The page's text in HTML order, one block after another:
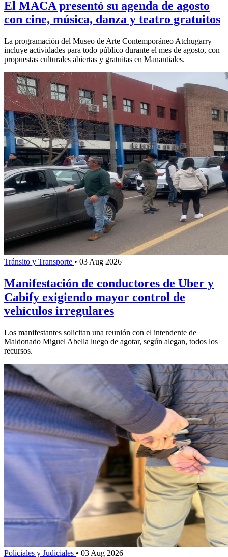
El MACA presentó su agenda de agosto
con cine, música, danza y teatro gratuitos
La programación del Museo de Arte Contemporáneo Atchugarry
incluye actividades para todo público durante el mes de agosto, con
propuestas culturales abiertas y gratuitas en Manantiales.
Tránsito y Transporte • 03 Aug 2026
Manifestación de conductores de Uber y
Cabify exigiendo mayor control de
vehículos irregulares
Los manifestantes solicitan una reunión con el intendente de
Maldonado Miguel Abella luego de agotar, según alegan, todos los
recursos.
Policiales y Judiciales • 03 Aug 2026